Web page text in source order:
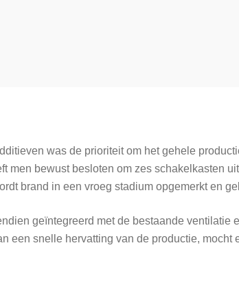
was de prioriteit om het gehele
men bewust besloten om zes schakelkasten
brand in een vroeg stadium opgemerkt en
geïntegreerd met de bestaande ventilatie
een snelle hervatting van de productie, mocht